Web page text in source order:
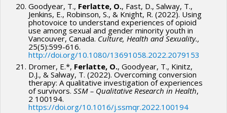
Goodyear, T., Ferlatte, O., Fast, D., Salway, T.,
Jenkins, E., Robinson, S., & Knight, R. (2022). Using
photovoice to understand experiences of opioid
use among sexual and gender minority youth in
Vancouver, Canada. Culture, Health and Sexuality.,
25(5):599-616.
http://doi.org/10.1080/13691058.2022.2079153
Dromer, E.*, Ferlatte, O., Goodyear, T., Kinitz,
D.J., & Salway, T. (2022). Overcoming conversion
therapy: A qualitative investigation of experiences
of survivors. SSM – Qualitative Research in Health,
2 100194.
https://doi.org/10.1016/j.ssmqr.2022.100194